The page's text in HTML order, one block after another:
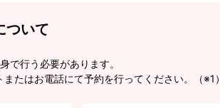
ついて
で行う必要があります。
またはお電話にて予約を行ってください。（※1）